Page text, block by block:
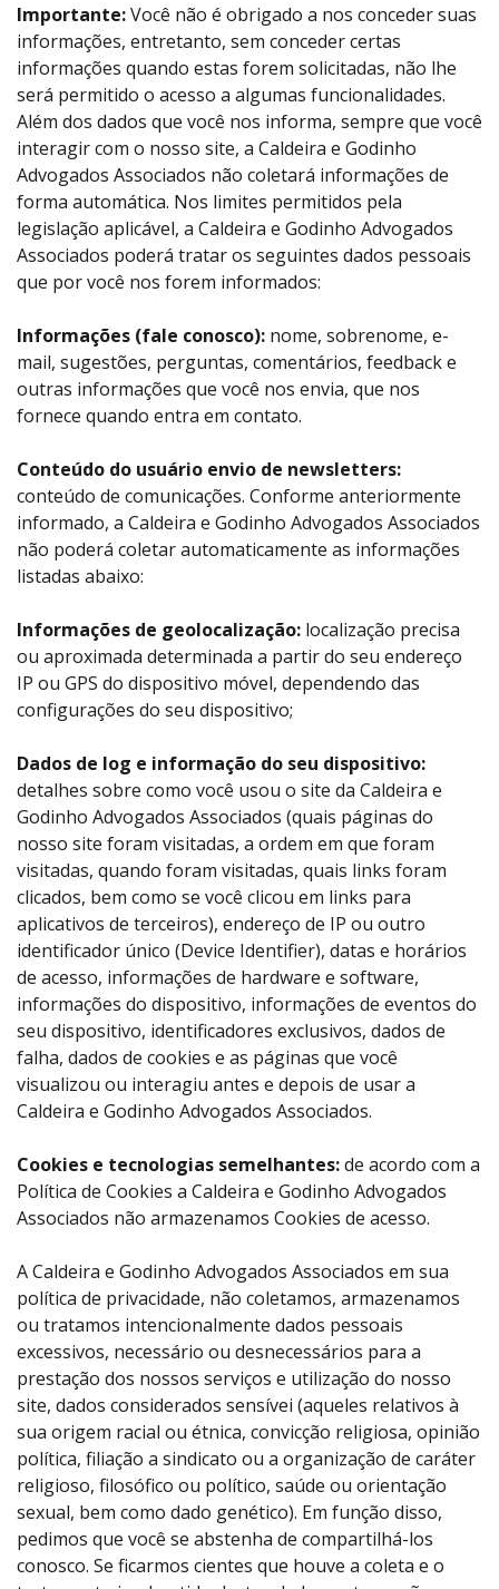
Importante:Você não é obrigado a nos conceder suas
informações, entretanto, sem conceder certas
informações quando estas forem solicitadas, não lhe
será permitido o acesso a algumas funcionalidades.
Além dos dados que você nos informa, sempre que você
interagir com o nosso site, a Caldeira e Godinho
Advogados Associados não coletará informações de
forma automática. Nos limites permitidos pela
legislação aplicável, a Caldeira e Godinho Advogados
Associados poderá tratar os seguintes dados pessoais
que por você nos forem informados:
Informações (fale conosco): nome, sobrenome, e-
mail, sugestões, perguntas, comentários, feedback e
outras informações que você nos envia, que nos
fornece quando entra em contato.
Conteúdo do usuário envio de newsletters:
conteúdo de comunicações. Conforme anteriormente
informado, a Caldeira e Godinho Advogados Associados
não poderá coletar automaticamente as informações
listadas abaixo:
Informações de geolocalização: localização precisa
ou aproximada determinada a partir do seu endereço
IP ou GPS do dispositivo móvel, dependendo das
configurações do seu dispositivo;
Dados de log e informação do seu dispositivo:
detalhes sobre como você usou o site da Caldeira e
Godinho Advogados Associados (quais páginas do
nosso site foram visitadas, a ordem em que foram
visitadas, quando foram visitadas, quais links foram
clicados, bem como se você clicou em links para
aplicativos de terceiros), endereço de IP ou outro
identificador único (Device Identifier), datas e horários
de acesso, informações de hardware e software,
informações do dispositivo, informações de eventos do
seu dispositivo, identificadores exclusivos, dados de
falha, dados de cookies e as páginas que você
visualizou ou interagiu antes e depois de usar a
Caldeira e Godinho Advogados Associados.
Cookies e tecnologias semelhantes:de acordo com a
Política de Cookies a Caldeira e Godinho Advogados
Associados não armazenamos Cookies de acesso.
A Caldeira e Godinho Advogados Associados em sua
política de privacidade, não coletamos, armazenamos
ou tratamos intencionalmente dados pessoais
excessivos, necessário ou desnecessários para a
prestação dos nossos serviços e utilização do nosso
site, dados considerados sensívei (aqueles relativos à
sua origem racial ou étnica, convicção religiosa, opinião
política, filiação a sindicato ou a organização de caráter
religioso, filosófico ou político, saúde ou orientação
sexual, bem como dado genético). Em função disso,
pedimos que você se abstenha de compartilhá-los
conosco. Se ficarmos cientes que houve a coleta e o